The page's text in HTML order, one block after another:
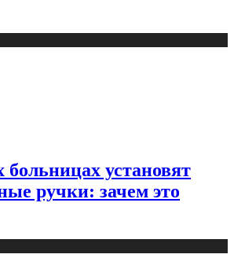
больницах установят
ручки: зачем это